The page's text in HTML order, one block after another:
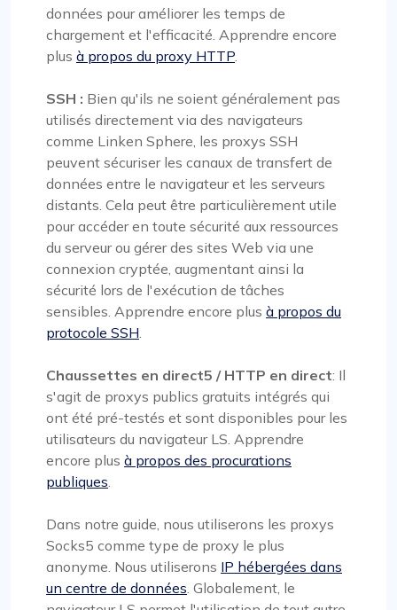
données pour améliorer les temps de
chargement et l'efficacité. Apprendre encore
plus à propos du proxy HTTP.
SSH : Bien qu'ils ne soient généralement pas
utilisés directement via des navigateurs
comme Linken Sphere, les proxys SSH
peuvent sécuriser les canaux de transfert de
données entre le navigateur et les serveurs
distants. Cela peut être particulièrement utile
pour accéder en toute sécurité aux ressources
du serveur ou gérer des sites Web via une
connexion cryptée, augmentant ainsi la
sécurité lors de l'exécution de tâches
sensibles. Apprendre encore plus à propos du
protocole SSH.
Chaussettes en direct5 / HTTP en direct: Il
s'agit de proxys publics gratuits intégrés qui
ont été pré-testés et sont disponibles pour les
utilisateurs du navigateur LS. Apprendre
encore plus à propos des procurations
publiques.
Dans notre guide, nous utiliserons les proxys
Socks5 comme type de proxy le plus
anonyme. Nous utiliserons IP hébergées dans
un centre de données. Globalement, le